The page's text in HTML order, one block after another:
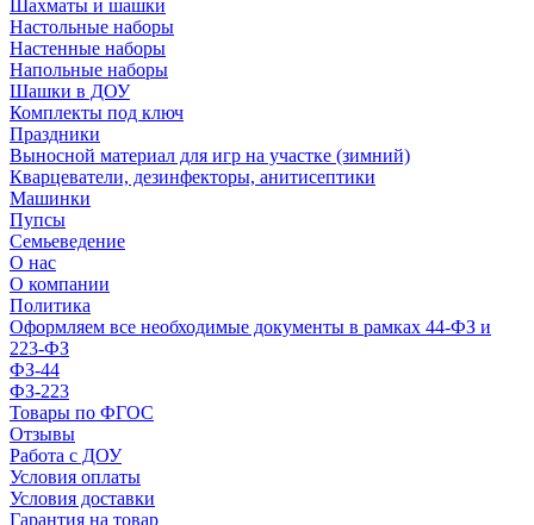
Шахматы и шашки
Настольные наборы
Настенные наборы
Напольные наборы
Шашки в ДОУ
Комплекты под ключ
Праздники
Выносной материал для игр на участке (зимний)
Кварцеватели, дезинфекторы, анитисептики
Машинки
Пупсы
Семьеведение
О нас
О компании
Политика
Оформляем все необходимые документы в рамках 44-ФЗ и
223-ФЗ
ФЗ-44
ФЗ-223
Товары по ФГОС
Отзывы
Работа с ДОУ
Условия оплаты
Условия доставки
Гарантия на товар